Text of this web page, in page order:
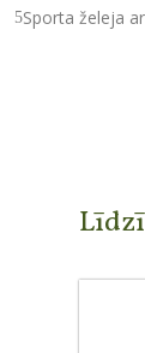
Sporta želeja